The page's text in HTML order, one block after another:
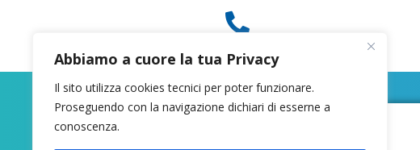
Abbiamo a cuore la tua Privacy
Il sito utilizza cookies tecnici per poter funzionare.
Proseguendo con la navigazione dichiari di esserne a
conoscenza.
